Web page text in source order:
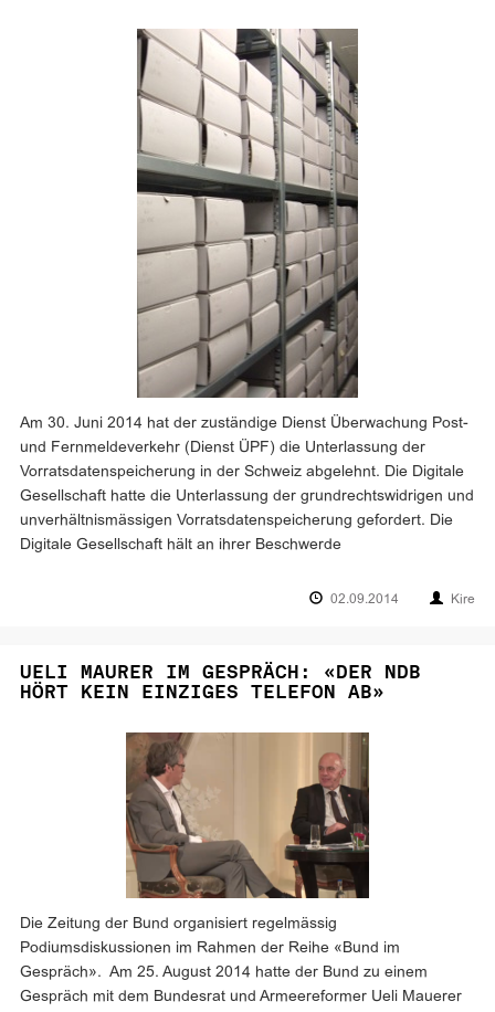
Am 30. Juni 2014 hat der zuständige Dienst Überwachung Post-
und Fernmeldeverkehr (Dienst ÜPF) die Unterlassung der
Vorratsdatenspeicherung in der Schweiz abgelehnt. Die Digitale
Gesellschaft hatte die Unterlassung der grundrechtswidrigen und
unverhältnismässigen Vorratsdatenspeicherung gefordert. Die
Digitale Gesellschaft hält an ihrer Beschwerde
02.09.2014 Kire
UELI MAURER IM GESPRÄCH: «DER NDB
HÖRT KEIN EINZIGES TELEFON AB»
Die Zeitung der Bund organisiert regelmässig
Podiumsdiskussionen im Rahmen der Reihe «Bund im
Gespräch». Am 25. August 2014 hatte der Bund zu einem
Gespräch mit dem Bundesrat und Armeereformer Ueli Mauerer